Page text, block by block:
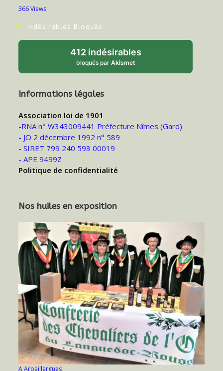
366 Views
Indésirables Bloqués
412 indésirables
bloqués par Akismet
Informations légales
Association loi de 1901
-RNA n° W343009441 Préfecture Nîmes (Gard)
- JO 2 décembre 1992 n° 589
- SIRET 799 240 593 00019
- APE 9499Z
Politique de confidentialité
Nos huiles en exposition
A Arpaillargues